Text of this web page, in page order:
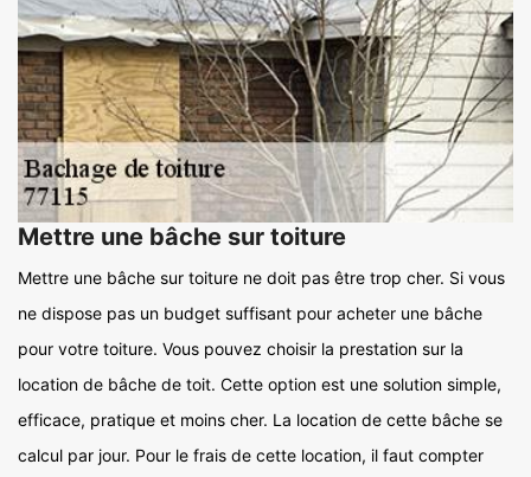
Mettre une bâche sur toiture
Mettre une bâche sur toiture ne doit pas être trop cher. Si vous
ne dispose pas un budget suffisant pour acheter une bâche
pour votre toiture. Vous pouvez choisir la prestation sur la
location de bâche de toit. Cette option est une solution simple,
efficace, pratique et moins cher. La location de cette bâche se
calcul par jour. Pour le frais de cette location, il faut compter